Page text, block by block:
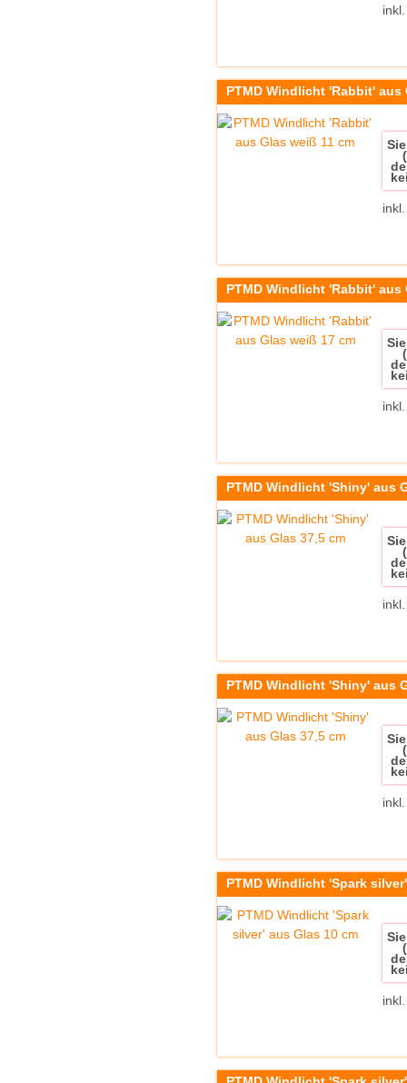
PTMD Windlicht 'Rabbit' aus
PTMD Windlicht 'Rabbit' aus
PTMD Windlicht 'Shiny' aus
PTMD Windlicht 'Shiny' aus
PTMD Windlicht 'Spark